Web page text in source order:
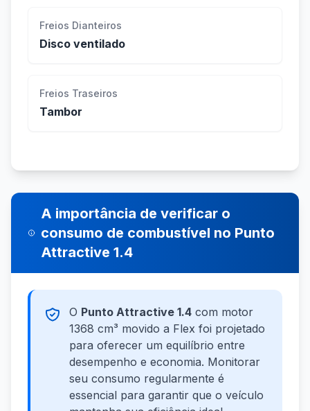
Freios Dianteiros
Disco ventilado
Freios Traseiros
Tambor
A importância de verificar o
consumo de combustível no Punto
Attractive 1.4
O Punto Attractive 1.4 com motor
1368 cm³ movido a Flex foi projetado
para oferecer um equilíbrio entre
desempenho e economia. Monitorar
seu consumo regularmente é
essencial para garantir que o veículo